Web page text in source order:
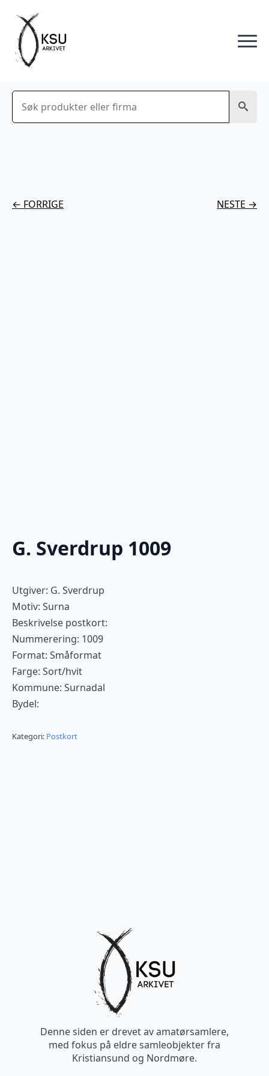
Søk
← FORRIGE NESTE →
G. Sverdrup 1009
Utgiver: G. Sverdrup
Motiv: Surna
Beskrivelse postkort:
Nummerering: 1009
Format: Småformat
Farge: Sort/hvit
Kommune: Surnadal
Bydel:
Kategori: Postkort
Denne siden er drevet av amatørsamlere,
med fokus på eldre samleobjekter fra
Kristiansund og Nordmøre.